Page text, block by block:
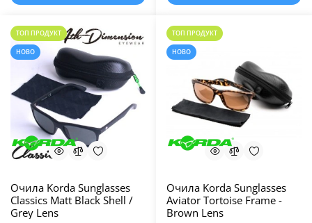
ТОП ПРОДУКТ
НОВО
Очила Korda Sunglasses
Classics Matt Black Shell /
Grey Lens
ТОП ПРОДУКТ
НОВО
Очила Korda Sunglasses
Aviator Tortoise Frame -
Brown Lens